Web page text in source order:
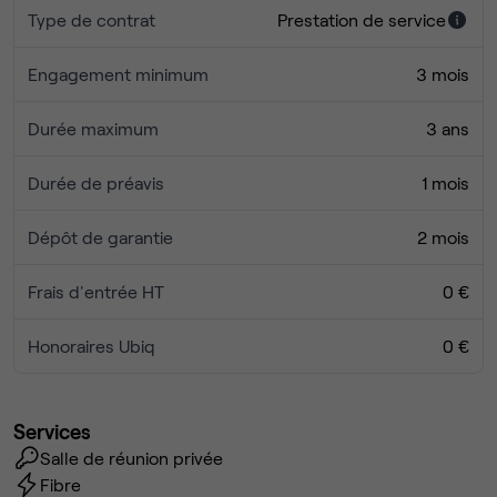
12 Trinité d’Estienne d’Orves, Saint-Georges et Notre-
très dynamique et offre de nombreux commerces,
Type de contrat Prestation de service
Engagement minimum 3 mois
Durée maximum 3 ans
Durée de préavis 1 mois
Dépôt de garantie 2 mois
Frais d'entrée HT 0 €
Honoraires Ubiq 0 €
Services
Salle de réunion privée
Fibre